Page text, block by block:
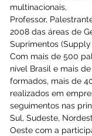
multinacionais,
Professor,
2008 das áreas de
Suprimentos
Com mais de 500
nível Brasil e mais
formados, mais de
realizados em
seguimentos nas
Sul, Sudeste,
Oeste com a